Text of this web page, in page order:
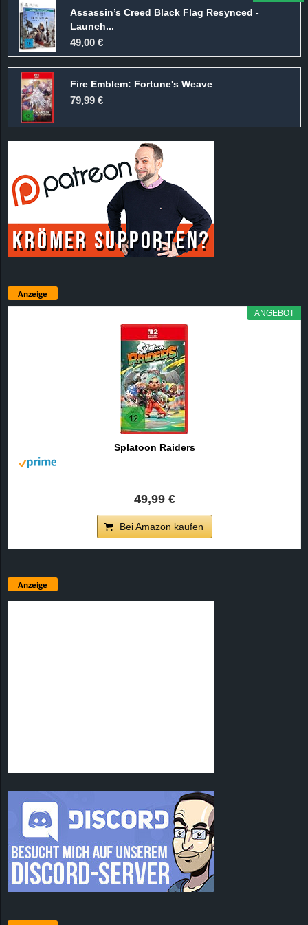
Assassin’s Creed Black Flag Resynced -
Launch...
49,00 €
Fire Emblem: Fortune's Weave
79,99 €
Anzeige
ANGEBOT
Splatoon Raiders
49,99 €
Bei Amazon kaufen
Anzeige